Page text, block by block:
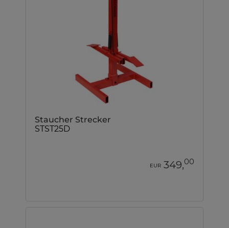
Staucher Strecker
STST25D
EUR 349,00